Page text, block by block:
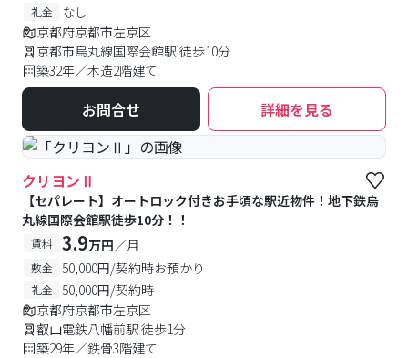
礼金
なし
京都府京都市左京区
京都市烏丸線国際会館駅 徒歩10分
築32年／木造2階建て
お問合せ 詳細を見る
クリヨンⅡ
【セパレート】オートロック付きお手頃な駅近物件！地下鉄烏
丸線国際会館駅徒歩10分！！
賃料 3.9万円／月
敷金 50,000円/契約時お預かり
礼金
50,000円/契約時
京都府京都市左京区
叡山電鉄八幡前駅 徒歩1分
築29年／鉄骨3階建て